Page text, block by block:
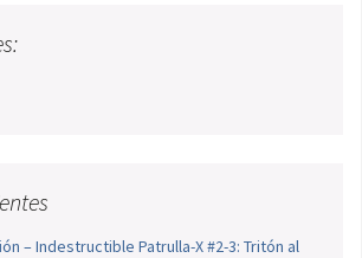
– Indestructible Patrulla-X #2-3: Tritón al